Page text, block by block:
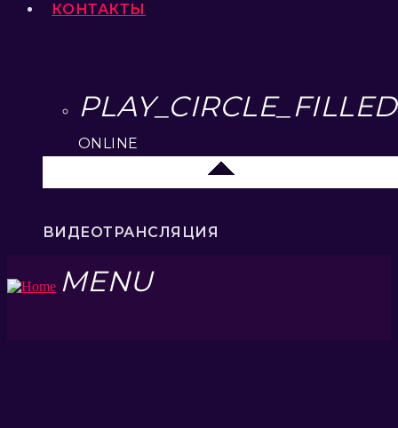
КОНТАКТЫ
PLAY_CIRCLE_FILLED
ONLINE
ВИДЕОТРАНСЛЯЦИЯ
MENU